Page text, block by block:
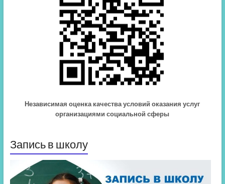
Независимая оценка качества условий оказания услуг
организациями социальной сферы
Запись в школу